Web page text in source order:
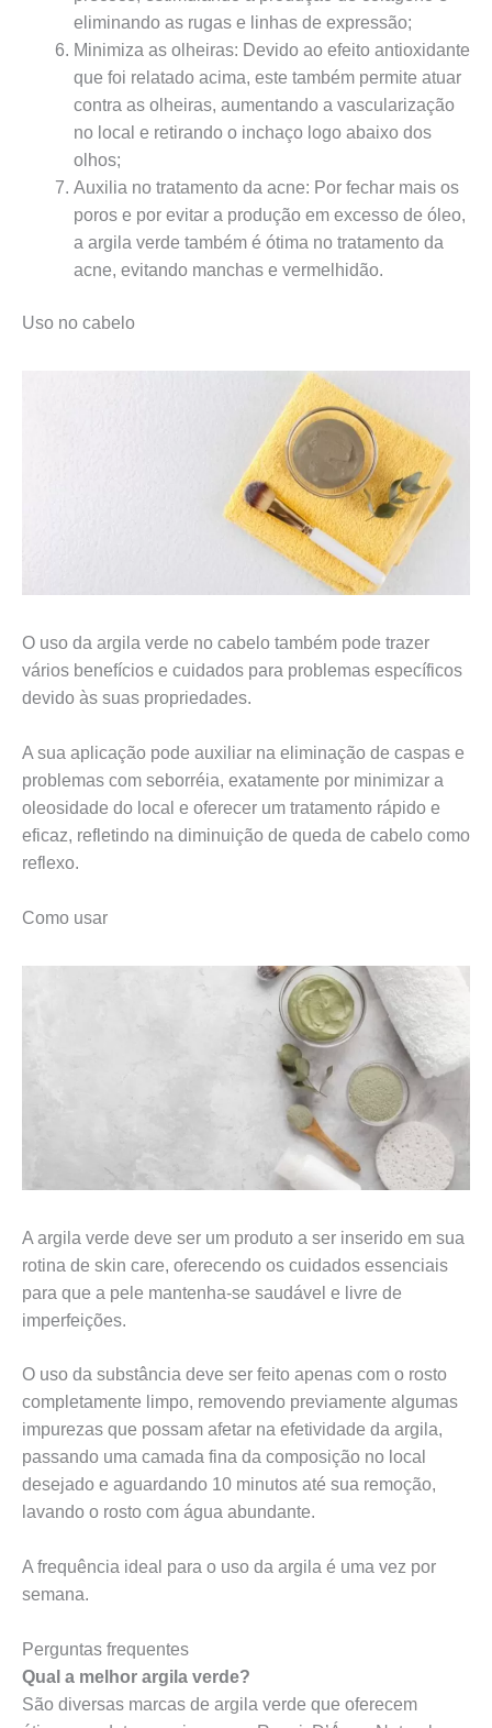
eliminando as rugas e linhas de expressão;
Minimiza as olheiras: Devido ao efeito antioxidante
que foi relatado acima, este também permite atuar
contra as olheiras, aumentando a vascularização
no local e retirando o inchaço logo abaixo dos
olhos;
Auxilia no tratamento da acne: Por fechar mais os
poros e por evitar a produção em excesso de óleo,
a argila verde também é ótima no tratamento da
acne, evitando manchas e vermelhidão.
Uso no cabelo
O uso da argila verde no cabelo também pode trazer
vários benefícios e cuidados para problemas específicos
devido às suas propriedades.
A sua aplicação pode auxiliar na eliminação de caspas e
problemas com seborréia, exatamente por minimizar a
oleosidade do local e oferecer um tratamento rápido e
eficaz, refletindo na diminuição de queda de cabelo como
reflexo.
Como usar
A argila verde deve ser um produto a ser inserido em sua
rotina de skin care, oferecendo os cuidados essenciais
para que a pele mantenha-se saudável e livre de
imperfeições.
O uso da substância deve ser feito apenas com o rosto
completamente limpo, removendo previamente algumas
impurezas que possam afetar na efetividade da argila,
passando uma camada fina da composição no local
desejado e aguardando 10 minutos até sua remoção,
lavando o rosto com água abundante.
A frequência ideal para o uso da argila é uma vez por
semana.
Perguntas frequentes
Qual a melhor argila verde?
São diversas marcas de argila verde que oferecem